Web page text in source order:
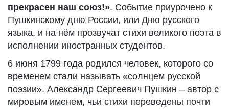
прекрасен наш союз!». Событие приурочено к
Пушкинскому дню России, или Дню русского
языка, и на нём прозвучат стихи великого поэта в
исполнении иностранных студентов.
6 июня 1799 года родился человек, которого со
временем стали называть «солнцем русской
поэзии». Александр Сергеевич Пушкин – автор с
мировым именем, чьи стихи переведены почти